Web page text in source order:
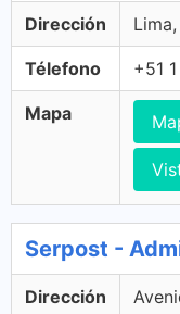
Dirección
Télefono +51
Mapa
Serpost -
Dirección